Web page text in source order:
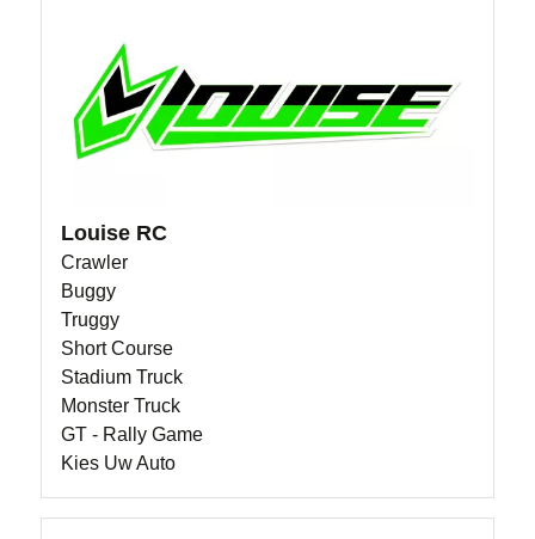
Louise RC
Crawler
Buggy
Truggy
Short Course
Stadium Truck
Monster Truck
GT - Rally Game
Kies Uw Auto